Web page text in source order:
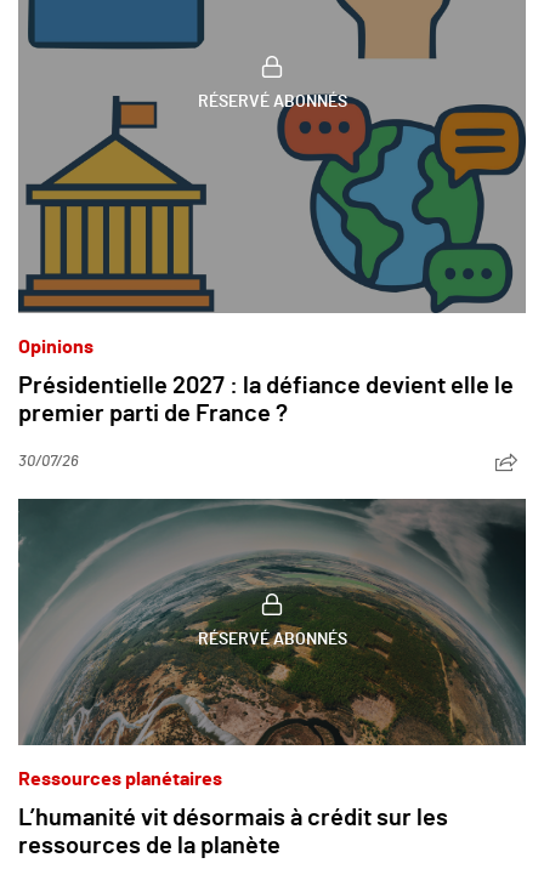
RÉSERVÉ ABONNÉS
Opinions
Présidentielle 2027 : la défiance devient elle le
premier parti de France ?
30/07/26
RÉSERVÉ ABONNÉS
Ressources planétaires
L’humanité vit désormais à crédit sur les
ressources de la planète